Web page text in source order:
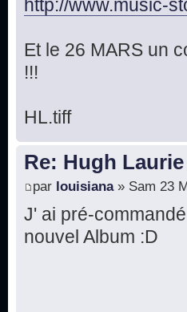
http://www.music-
Et le 26 MARS un
!!!
HL.tiff
Re: Hugh
par louisiana» Sam 23
J' ai pré-
nouvel Album :D